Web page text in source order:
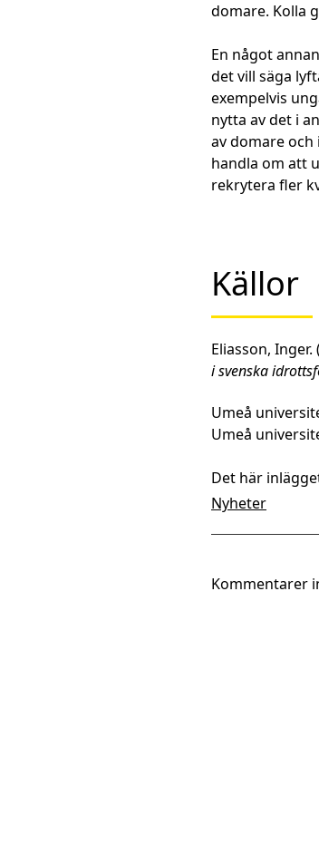
domare. Kolla
En något
det vill säga
exempelvis
nytta av det i
av domare och
handla om att
rekrytera fler
Källor
Eliasson, Inger.
i svenska
Umeå
Umeå
Det här
Nyheter
Kommentarer